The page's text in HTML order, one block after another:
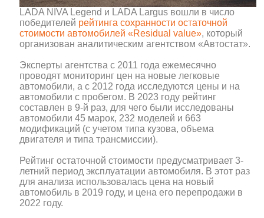
LADA NIVA Legend и LADA Largus вошли в число
победителей рейтинга сохранности остаточной
стоимости автомобилей «Residual value», который
организован аналитическим агентством «Автостат».
Эксперты агентства с 2011 года ежемесячно
проводят мониторинг цен на новые легковые
автомобили, а с 2012 года исследуются цены и на
автомобили с пробегом. В 2023 году рейтинг
составлен в 9-й раз, для чего были исследованы
автомобили 45 марок, 232 моделей и 663
модификаций (с учетом типа кузова, объема
двигателя и типа трансмиссии).
Рейтинг остаточной стоимости предусматривает 3-
летний период эксплуатации автомобиля. В этот раз
для анализа использовалась цена на новый
автомобиль в 2019 году, и цена его перепродажи в
2022 году.